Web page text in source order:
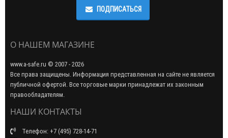
ПОДПИСАТЬСЯ
О НАШЕМ МАГАЗИНЕ
www.a-safe.ru © 2007 - 2026
Все права защищены. Информация представленная на сайте не является
публичной офертой. Все торговые марки принадлежат их законным
правообладателям.
НАШИ КОНТАКТЫ
Телефон: +7 (495) 728-14-71